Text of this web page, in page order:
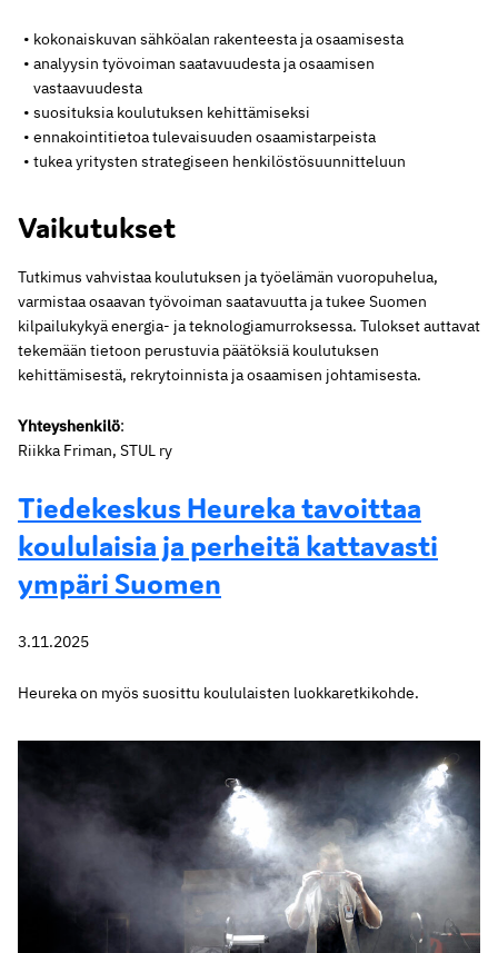
kokonaiskuvan sähköalan rakenteesta ja osaamisesta
analyysin työvoiman saatavuudesta ja osaamisen
vastaavuudesta
suosituksia koulutuksen kehittämiseksi
ennakointitietoa tulevaisuuden osaamistarpeista
tukea yritysten strategiseen henkilöstösuunnitteluun
Vaikutukset
Tutkimus vahvistaa koulutuksen ja työelämän vuoropuhelua,
varmistaa osaavan työvoiman saatavuutta ja tukee Suomen
kilpailukykyä energia- ja teknologiamurroksessa. Tulokset auttavat
tekemään tietoon perustuvia päätöksiä koulutuksen
kehittämisestä, rekrytoinnista ja osaamisen johtamisesta.
Yhteyshenkilö:
Riikka Friman, STUL ry
Tiedekeskus Heureka tavoittaa
koululaisia ja perheitä kattavasti
ympäri Suomen
3.11.2025
Heureka on myös suosittu koululaisten luokkaretkikohde.